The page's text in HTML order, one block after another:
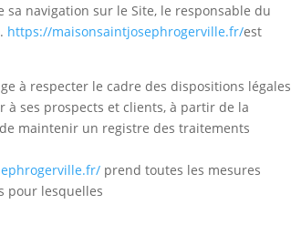
navigation sur le Site, le responsable du
https://maisonsaintjosephrogerville.fr/est
à respecter le cadre des dispositions légales
ses prospects et clients, à partir de la
maintenir un registre des traitements
prend toutes les mesures
pour lesquelles